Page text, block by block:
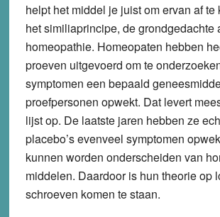
helpt het middel je juist om ervan af te
het similiaprincipe, de grondgedachte
homeopathie. Homeopaten hebben
proeven uitgevoerd om te
symptomen een bepaald
proefpersonen opwekt. Dat levert
lijst op. De laatste jaren hebben ze
placebo’s evenveel symptomen
kunnen worden onderscheiden van
middelen. Daardoor is hun theorie op
schroeven komen te staan.